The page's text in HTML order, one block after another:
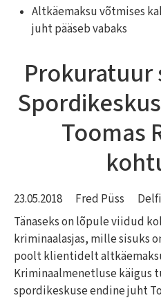
Prokuratuur
Toomas
23.05.2018 Fred Püss
Delfi
Tänaseks on lõpule viidud
kriminaalasjas, mille sisuks
poolt klientidelt
Kriminaalmenetluse käigus
spordikeskuse endine juht
Altkäemaksu võtmises
juht pääseb vabaks